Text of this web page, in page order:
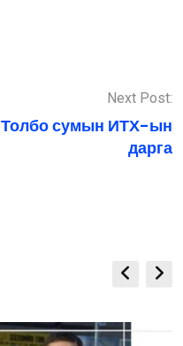
Next Post:
Толбо сумын ИТХ-ын
дарга